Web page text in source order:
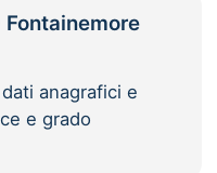
anagrafici e
e grado